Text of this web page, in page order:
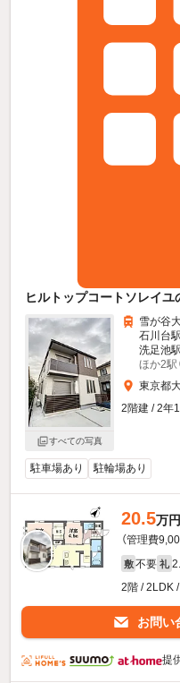
ヒルトップコートソレイユ
すべての写真
雪が谷
石川台
洗足池
ほか2駅
東京都
2階建 / 2年
駐車場あり 駐輪場あり
20.5万円
（管理費
敷 不要 礼
2階 / 2LDK
お問い
提